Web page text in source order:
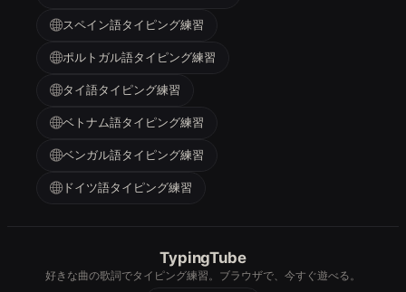
スペイン語タイピング練習
ポルトガル語タイピング練習
タイ語タイピング練習
ベトナム語タイピング練習
ベンガル語タイピング練習
ドイツ語タイピング練習
TypingTube
好きな曲の歌詞でタイピング練習。ブラウザで、今すぐ遊べる。